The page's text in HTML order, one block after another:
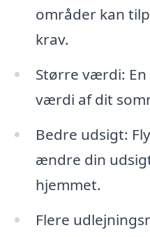
områder kan
krav.
Større værdi:
værdi af dit
Bedre udsigt:
ændre din
hjemmet.
Flere